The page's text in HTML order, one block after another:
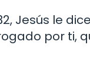
Jesús le
por ti,